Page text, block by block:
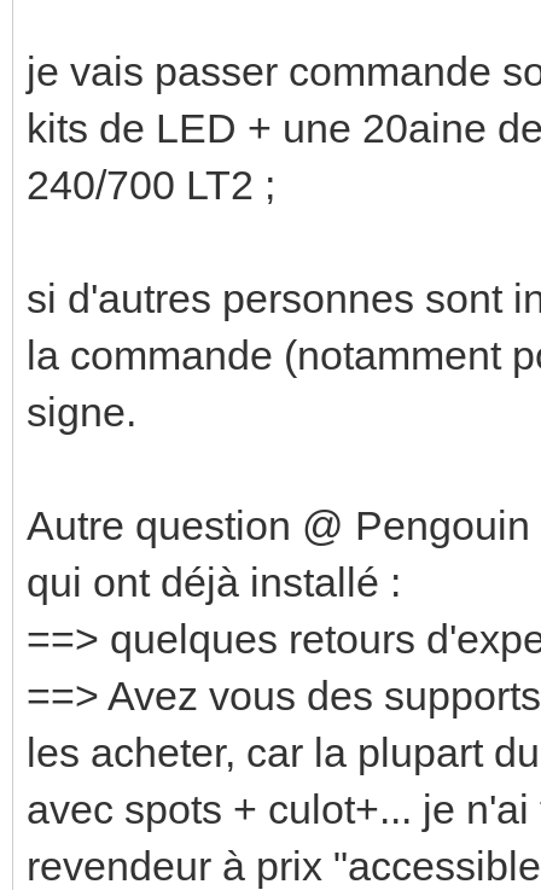
je vais passer commande
kits de LED + une 20aine
240/700 LT2 ;
si d'autres personnes sont
la commande (notamment
signe.
Autre question @
qui ont déjà installé :
==> quelques retours
==> Avez vous des
les acheter, car la plupart
avec spots + culot+... je
revendeur à prix